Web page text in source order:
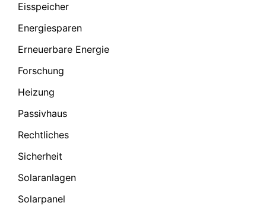
Eisspeicher
Energiesparen
Erneuerbare Energie
Forschung
Heizung
Passivhaus
Rechtliches
Sicherheit
Solaranlagen
Solarpanel